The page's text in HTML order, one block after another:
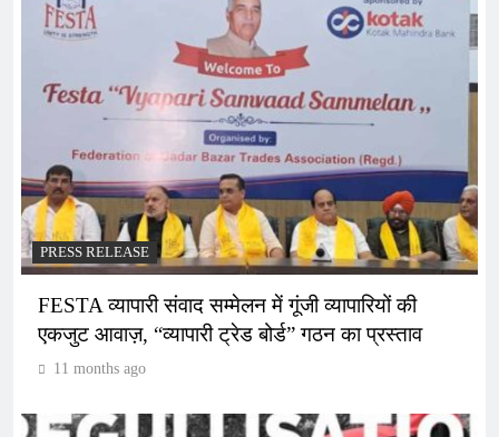
PRESS RELEASE
FESTA व्यापारी संवाद सम्मेलन में गूंजी व्यापारियों की
एकजुट आवाज़, “व्यापारी ट्रेड बोर्ड” गठन का प्रस्ताव
11 months ago